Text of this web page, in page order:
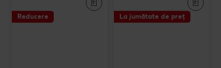
Reduceri de categorie
Sortiment tematic
Caută o rețetă
Noutăți
Reducere La jumătate de preț